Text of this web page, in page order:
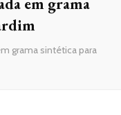
grama sintética para